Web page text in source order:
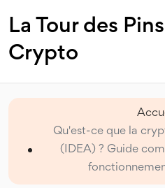
La Tour des Pins
Crypto
Qu'est-ce que la
(IDEA) ? Guide